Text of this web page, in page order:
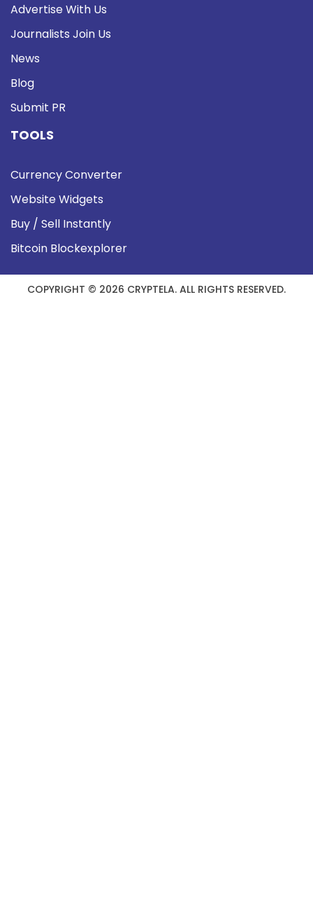
Advertise With Us
Journalists Join Us
News
Blog
Submit PR
TOOLS
Currency Converter
Website Widgets
Buy / Sell Instantly
Bitcoin Blockexplorer
COPYRIGHT © 2026 CRYPTELA. ALL RIGHTS RESERVED.